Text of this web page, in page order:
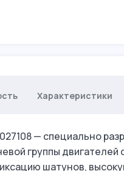
Характеристики
— специально
группы двигателей
шатунов,